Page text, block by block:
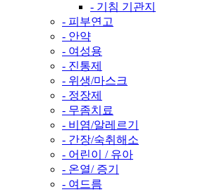
- 기침 기관지
- 피부연고
- 안약
- 여성용
- 진통제
- 위생/마스크
- 정장제
- 무좀치료
- 비염/알레르기
- 간장/숙취해소
- 어린이 / 유아
- 온열/ 증기
- 여드름